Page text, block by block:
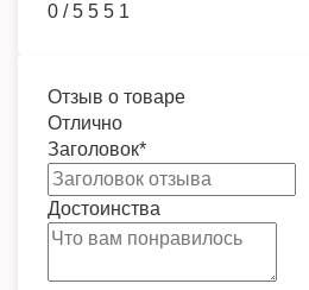
0 /5 5 5 1
Отзыв о товаре
Отлично
Заголовок*
Достоинства